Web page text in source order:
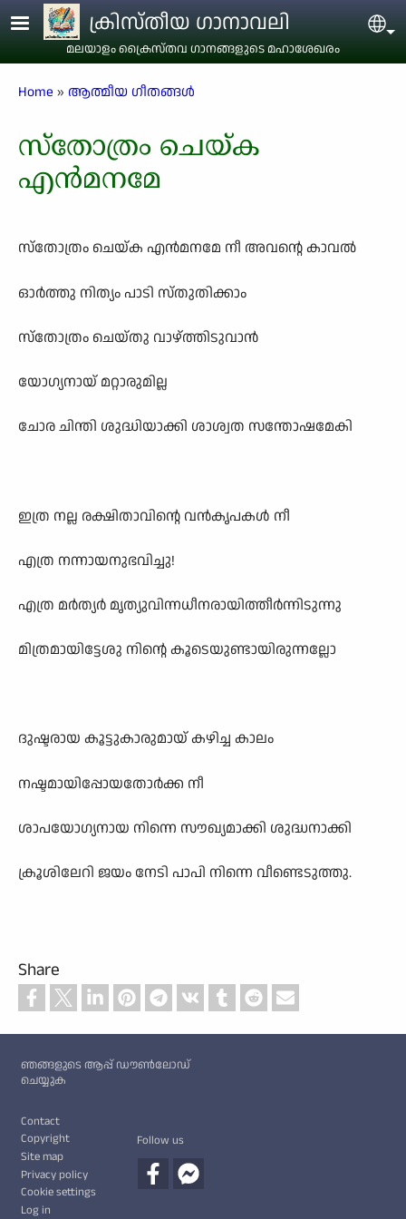
Skip to main contentക്രിസ്തീയ ഗാനാവലി
മലയാളം ക്രൈസ്തവ ഗാനങ്ങളുടെ മഹാശേഖരം
Breadcrumb
Home ആത്മീയ ഗീതങ്ങൾ
സ്തോത്രം ചെയ്ക
എൻമനമേ
സ്തോത്രം ചെയ്ക എൻമനമേ നീ അവന്റെ കാവൽ
ഓർത്തു നിത്യം പാടി സ്തുതിക്കാം
സ്തോത്രം ചെയ്തു വാഴ്ത്തിടുവാൻ
യോഗ്യനായ് മറ്റാരുമില്ല
ചോര ചിന്തി ശുദ്ധിയാക്കി ശാശ്വത സന്തോഷമേകി
ഇത്ര നല്ല രക്ഷിതാവിന്റെ വൻകൃപകൾ നീ
എത്ര നന്നായനുഭവിച്ചു!
എത്ര മർത്യർ മൃത്യുവിന്നധീനരായിത്തീർന്നിടുന്നു
മിത്രമായിട്ടേശു നിന്റെ കൂടെയുണ്ടായിരുന്നല്ലോ
ദുഷ്ടരായ കൂട്ടുകാരുമായ് കഴിച്ച കാലം
നഷ്ടമായിപ്പോയതോർക്ക നീ
ശാപയോഗ്യനായ നിന്നെ സൗഖ്യമാക്കി ശുദ്ധനാക്കി
ക്രൂശിലേറി ജയം നേടി പാപി നിന്നെ വീണ്ടെടുത്തു.
Share
ഞങ്ങളുടെ ആപ്പ് ഡൗൺലോഡ്
ചെയ്യുക
Contact
Copyright
Site map
Privacy policy
Cookie settings
Log in
Follow us